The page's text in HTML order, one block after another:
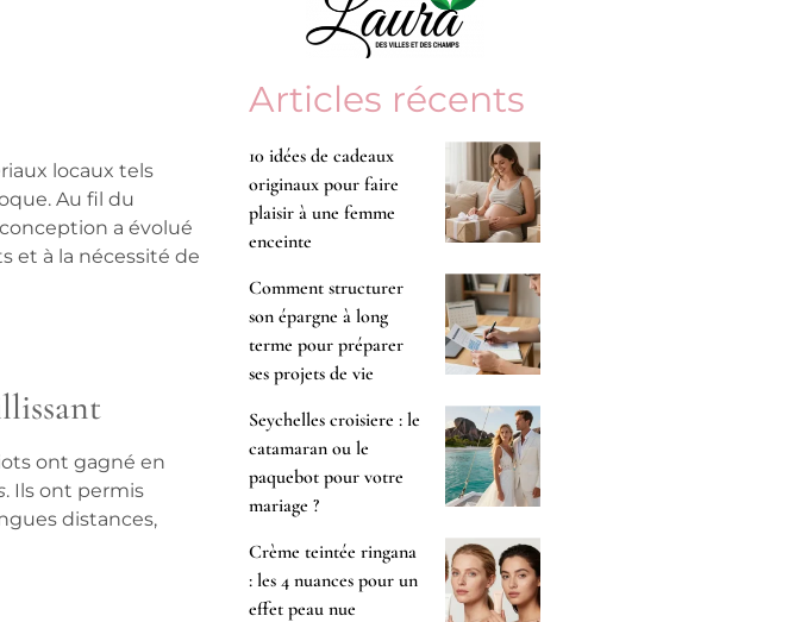
locaux tels
Au fil du
a évolué
et à la nécessité de
ont gagné en
. Ils ont permis
distances,
Articles récents
10 idées de cadeaux
originaux pour faire
plaisir à une femme
enceinte
Comment structurer
son épargne à long
terme pour préparer
ses projets de vie
Seychelles croisiere : le
catamaran ou le
paquebot pour votre
mariage ?
Crème teintée ringana
: les 4 nuances pour un
effet peau nue